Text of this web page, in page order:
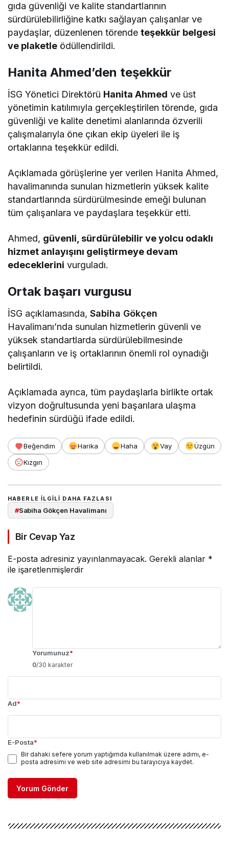
gıda güvenliği ve kalite standartlarının
sürdürülebilirliğine katkı sağlayan çalışanlar ve
paydaşlar, düzenlenen törendeteşekkür belgesi
ve plaketle ödüllendirildi.
Hanita Ahmed’den teşekkür
İSG Yönetici Direktörü Hanita Ahmed ve üst
yönetimin katılımıyla gerçekleştirilen törende, gıda
güvenliği ve kalite denetimi alanlarında özverili
çalışmalarıyla öne çıkan ekip üyeleri ile iş
ortaklarına teşekkür edildi.
Açıklamada görüşlerine yer verilen Hanita Ahmed,
havalimanında sunulan hizmetlerin yüksek kalite
standartlarında sürdürülmesinde emeği bulunan
tüm çalışanlara ve paydaşlara teşekkür etti.
Ahmed, güvenli, sürdürülebilir ve yolcu odaklı
hizmet anlayışını geliştirmeye devam
edeceklerini vurguladı.
Ortak başarı vurgusu
İSG açıklamasında,Sabiha Gökçen
Havalimanı’nda sunulan hizmetlerin güvenli ve
yüksek standartlarda sürdürülebilmesinde
çalışanların ve iş ortaklarının önemli rol oynadığı
belirtildi.
Açıklamada ayrıca, tüm paydaşlarla birlikte ortak
vizyon doğrultusunda yeni başarılara ulaşma
hedefinin sürdüğü ifade edildi.
Beğendim Harika Haha Vay
Üzgün
Kızgın
HABERLE ILGILI DAHA FAZLASI
#Sabiha Gökçen Havalimanı
Bir Cevap Yaz
E-posta adresiniz yayınlanmayacak. Gerekli alanlar *
ile işaretlenmişlerdir
Yorumunuz*
0/30 karakter
Ad*
E-Posta*
Bir dahaki sefere yorum yaptığımda kullanılmak üzere adımı, e-
posta adresimi ve web site adresimi bu tarayıcıya kaydet.
Yorum Gönder